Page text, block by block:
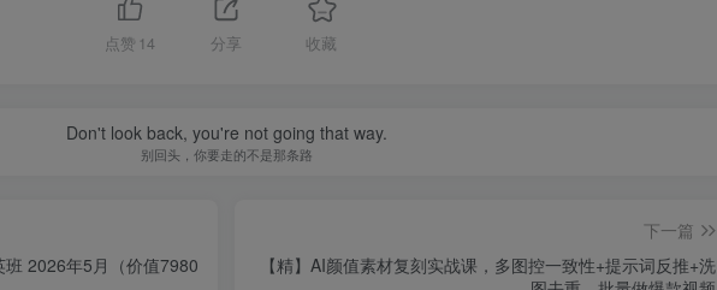
点赞 14 分享 收藏
Don't look back, you're not going that way.
别回头，你要走的不是那条路
班 2026年5月（价值7980
下一篇
【精】AI颜值素材复刻实战课，多图控一致性+提示词反推+洗